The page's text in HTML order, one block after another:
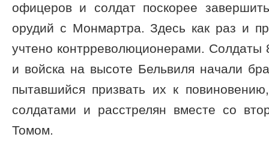
офицеров и солдат поскорее
орудий с Монмартра. Здесь как раз и
учтено контрреволюционерами. Солдаты
и войска на высоте Бельвиля начали
пытавшийся призвать их к
солдатами и расстрелян вместе со
Томом.